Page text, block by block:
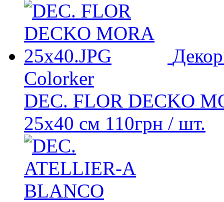
Colorker
DEC. FLOR DECKO
25x40 см 110грн / шт.